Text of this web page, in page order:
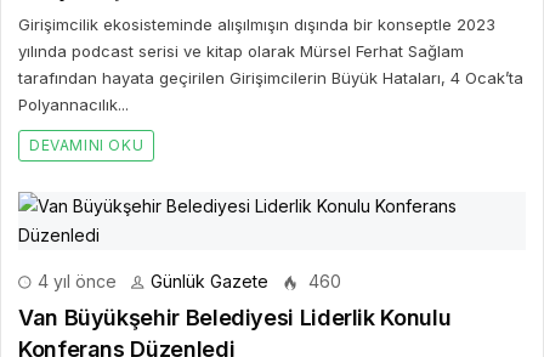
Girişimcilik ekosisteminde alışılmışın dışında bir konseptle 2023
yılında podcast serisi ve kitap olarak Mürsel Ferhat Sağlam
tarafından hayata geçirilen Girişimcilerin Büyük Hataları, 4 Ocak’ta
Polyannacılık...
DEVAMINI OKU
4 yıl önce Günlük Gazete 460
Van Büyükşehir Belediyesi Liderlik Konulu
Konferans Düzenledi